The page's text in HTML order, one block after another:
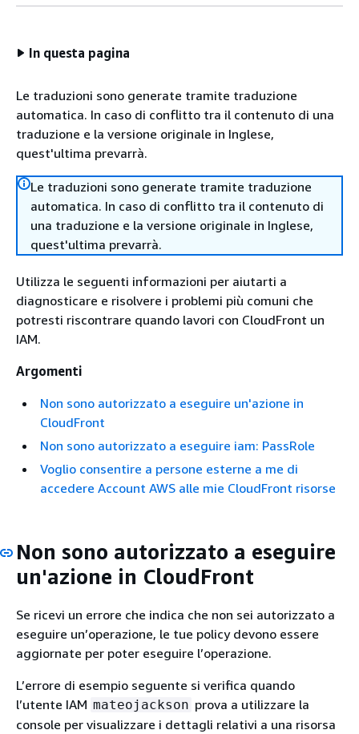
In questa pagina
Le traduzioni sono generate tramite traduzione
automatica. In caso di conflitto tra il contenuto di una
traduzione e la versione originale in Inglese,
quest'ultima prevarrà.
Le traduzioni sono generate tramite traduzione
automatica. In caso di conflitto tra il contenuto di
una traduzione e la versione originale in Inglese,
quest'ultima prevarrà.
Utilizza le seguenti informazioni per aiutarti a
diagnosticare e risolvere i problemi più comuni che
potresti riscontrare quando lavori con CloudFront un
IAM.
Argomenti
Non sono autorizzato a eseguire un'azione in
CloudFront
Non sono autorizzato a eseguire iam: PassRole
Voglio consentire a persone esterne a me di
accedere Account AWS alle mie CloudFront risorse
Non sono autorizzato a eseguire
un'azione in CloudFront
Se ricevi un errore che indica che non sei autorizzato a
eseguire un’operazione, le tue policy devono essere
aggiornate per poter eseguire l’operazione.
L’errore di esempio seguente si verifica quando
l’utente IAM mateojackson prova a utilizzare la
console per visualizzare i dettagli relativi a una risorsa